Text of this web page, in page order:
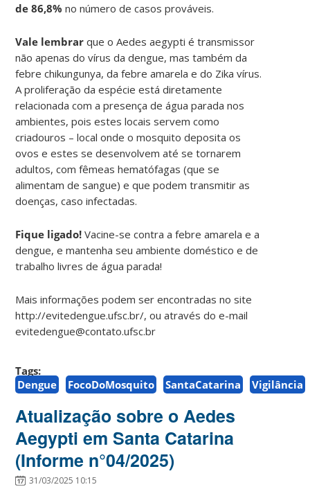
de 86,8%no número de casos prováveis.
Vale lembrar que o Aedes aegypti é transmissor
não apenas do vírus da dengue, mas também da
febre chikungunya, da febre amarela e do Zika vírus.
A proliferação da espécie está diretamente
relacionada com a presença de água parada nos
ambientes, pois estes locais servem como
criadouros – local onde o mosquito deposita os
ovos e estes se desenvolvem até se tornarem
adultos, com fêmeas hematófagas (que se
alimentam de sangue) e que podem transmitir as
doenças, caso infectadas.
Fique ligado! Vacine-se contra a febre amarela e a
dengue, e mantenha seu ambiente doméstico e de
trabalho livres de água parada!
Mais informações podem ser encontradas no site
http://evitedengue.ufsc.br/, ou através do e-mail
evitedengue@contato.ufsc.br
Tags:
Dengue
FocoDoMosquito SantaCatarina Vigilância
Atualização sobre o Aedes
Aegypti em Santa Catarina
(Informe n°04/2025)
31/03/2025 10:15